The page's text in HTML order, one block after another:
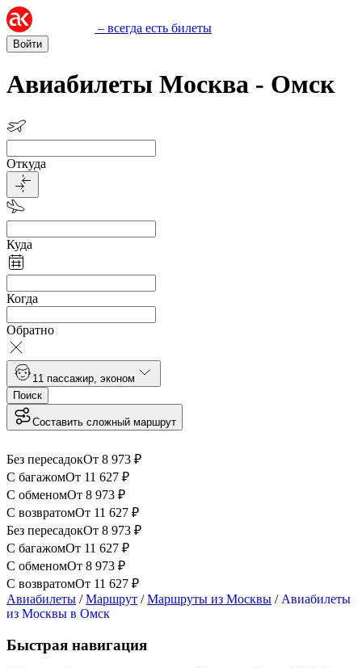
– всегда есть билеты
Войти
Авиабилеты Москва - Омск
Откуда
Куда
Когда
Обратно
1 1 пассажир эконом
Поиск
Составить сложный маршрут
Без пересадокОт 8 973 ₽
С багажомОт 11 627 ₽
С обменомОт 8 973 ₽
С возвратомОт 11 627 ₽
Без пересадокОт 8 973 ₽
С багажомОт 11 627 ₽
С обменомОт 8 973 ₽
С возвратомОт 11 627 ₽
Авиабилеты /Маршрут /Маршруты из Москвы / Авиабилеты
из Москвы в Омск
Быстрая навигация